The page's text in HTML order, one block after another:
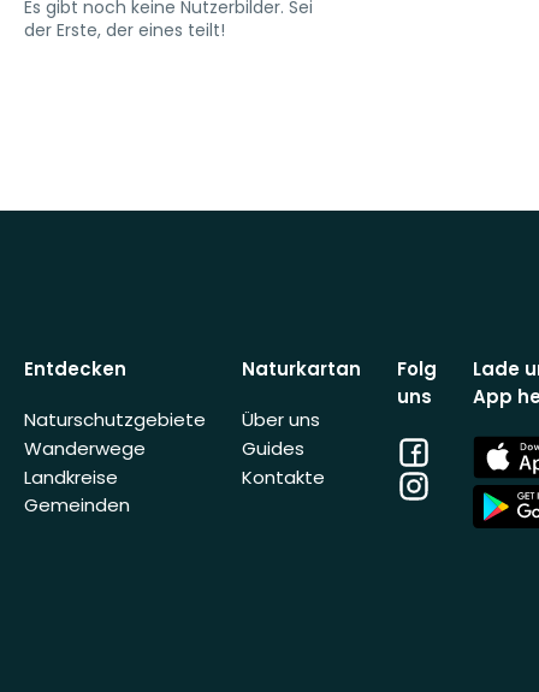
Es gibt noch keine Nutzerbilder. Sei
der Erste, der eines teilt!
Entdecken
Naturschutzgebiete
Wanderwege
Landkreise
Gemeinden
Naturkartan
Über uns
Guides
Kontakte
Folg
uns
Facebook
Instagram
Lade
App
App
Store
App
Store